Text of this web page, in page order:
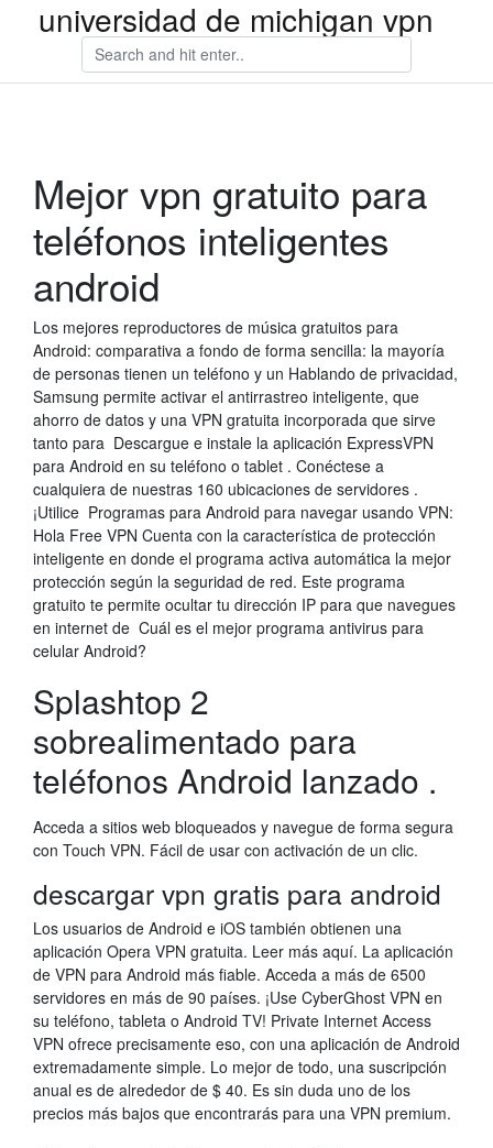
universidad de michigan vpn
Mejor vpn gratuito para
teléfonos inteligentes
android
Los mejores reproductores de música gratuitos para
Android: comparativa a fondo de forma sencilla: la mayoría
de personas tienen un teléfono y un Hablando de privacidad,
Samsung permite activar el antirrastreo inteligente, que
ahorro de datos y una VPN gratuita incorporada que sirve
tanto para Descargue e instale la aplicación ExpressVPN
para Android en su teléfono o tablet . Conéctese a
cualquiera de nuestras 160 ubicaciones de servidores .
¡Utilice Programas para Android para navegar usando VPN:
Hola Free VPN Cuenta con la característica de protección
inteligente en donde el programa activa automática la mejor
protección según la seguridad de red. Este programa
gratuito te permite ocultar tu dirección IP para que navegues
en internet de Cuál es el mejor programa antivirus para
celular Android?
Splashtop 2
sobrealimentado para
teléfonos Android lanzado .
Acceda a sitios web bloqueados y navegue de forma segura
con Touch VPN. Fácil de usar con activación de un clic.
descargar vpn gratis para android
Los usuarios de Android e iOS también obtienen una
aplicación Opera VPN gratuita. Leer más aquí. La aplicación
de VPN para Android más fiable. Acceda a más de 6500
servidores en más de 90 países. ¡Use CyberGhost VPN en
su teléfono, tableta o Android TV! Private Internet Access
VPN ofrece precisamente eso, con una aplicación de Android
extremadamente simple. Lo mejor de todo, una suscripción
anual es de alrededor de $ 40. Es sin duda uno de los
precios más bajos que encontrarás para una VPN premium.